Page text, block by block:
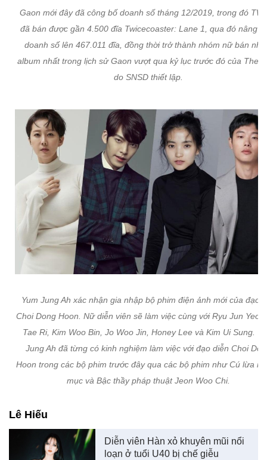
Gaon mới đây đã công bố doanh số tháng 12/2019, trong đó
đã bán được gần 4.500 đĩa Twicecoaster: Lane 1, qua đó nâng
doanh số lên 467.011 đĩa, đồng thời trở thành nhóm nữ bán
album nhất trong lịch sử Gaon vượt qua kỷ lục trước đó của The
do SNSD thiết lập.
Yum Jung Ah xác nhận gia nhập bộ phim điện ảnh mới của đạo
Choi Dong Hoon. Nữ diễn viên sẽ làm việc cùng với Ryu Jun Yeol,
Tae Ri, Kim Woo Bin, Jo Woo Jin, Honey Lee và Kim Ui Sung.
Jung Ah đã từng có kinh nghiệm làm việc với đạo diễn Choi
Hoon trong các bộ phim trước đây qua các bộ phim như Cú lừa
mục và Bậc thầy pháp thuật Jeon Woo Chi.
Lê Hiếu
Diễn viên Hàn xỏ khuyên mũi nổi
loạn ở tuổi U40 bị chế giễu